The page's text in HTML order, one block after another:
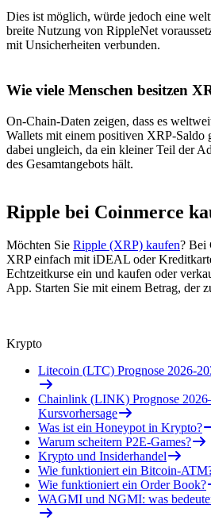
Dies ist möglich, würde jedoch eine
breite Nutzung von RippleNet
mit Unsicherheiten verbunden.
Wie viele Menschen besitzen
On-Chain-Daten zeigen, dass es
Wallets mit einem positiven XRP-Saldo
dabei ungleich, da ein kleiner Teil der
des Gesamtangebots hält.
Ripple bei Coinmerce
Möchten Sie Ripple (XRP) kaufen? Bei
XRP einfach mit iDEAL oder
Echtzeitkurse ein und kaufen oder
App. Starten Sie mit einem Betrag, der
Krypto
Litecoin (LTC) Prognose 2026-
Chainlink (LINK) Prognose
Kursvorhersage
Was ist ein Honeypot in Krypto?
Warum scheitern P2E-Games?
Krypto und Insiderhandel
Wie funktioniert ein Bitcoin-
Wie funktioniert ein Order Book?
WAGMI und NGMI: was